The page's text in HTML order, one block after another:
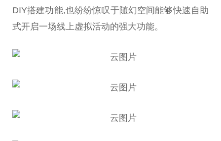
DIY搭建功能,也纷纷惊叹于随幻空间能够快速自助
式开启一场线上虚拟活动的强大功能。